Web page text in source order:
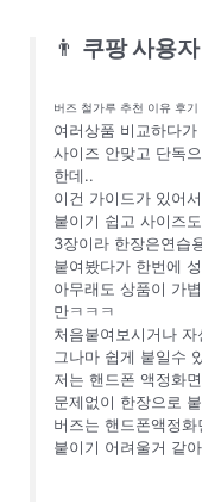
👨 쿠팡 사용자
버즈 철가루 추천 이유 후기
여러상품 비교하다
사이즈 안맞고 단독
한데..
이건 가이드가 있어
붙이기 쉽고 사이즈
3장이라 한장은연습
붙여봤다가 한번에
아무래도 상품이 가
만ㅋㅋㅋ
처음붙여보시거나
그나마 쉽게 붙일수
저는 핸드폰 액정화
문제없이 한장으로
버즈는 핸드폰액정
붙이기 어려울거 같